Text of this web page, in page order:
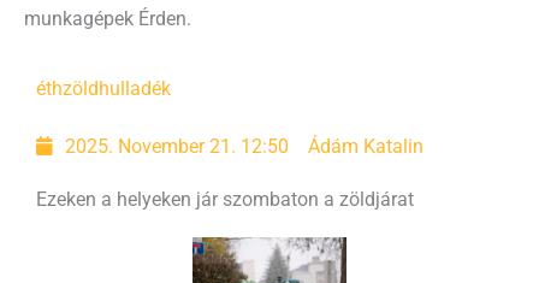
munkagépek Érden.
éthzöldhulladék
2025. November 21. 12:50 Ádám Katalin
Ezeken a helyeken jár szombaton a zöldjárat